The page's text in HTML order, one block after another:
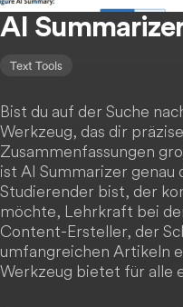
AI
Text Tools
Bist du auf der Suche
Werkzeug, das dir
Zusammenfassungen
ist AI Summarizer genau
Studierender bist, der
möchte, Lehrkraft bei
Content-Ersteller, der
umfangreichen Artikeln
Werkzeug bietet für alle